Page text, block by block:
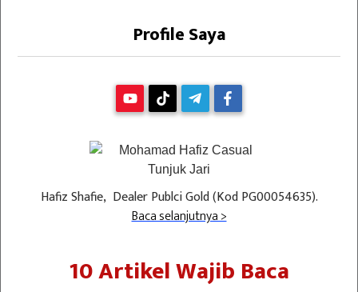
Profile Saya
Hafiz Shafie, Dealer Publci Gold (Kod PG00054635).
Baca selanjutnya >
10 Artikel Wajib Baca